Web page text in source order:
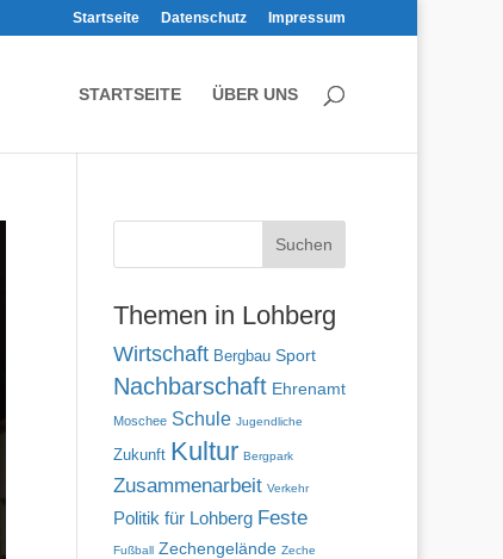
Startseite Datenschutz Impressum
STARTSEITE ÜBER UNS
Themen in Lohberg
Wirtschaft Bergbau Sport
Nachbarschaft Ehrenamt
Moschee Schule Jugendliche
Zukunft Kultur Bergpark
Zusammenarbeit Verkehr
Politik für Lohberg Feste
Fußball Zechengelände Zeche